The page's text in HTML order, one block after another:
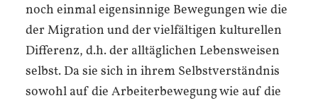
noch einmal eigensinnige Bewegungen wie die
der Migration und der vielfältigen kulturellen
Differenz, d.h. der alltäglichen Lebensweisen
selbst. Da sie sich in ihrem Selbstverständnis
sowohl auf die Arbeiterbewegung wie auf die